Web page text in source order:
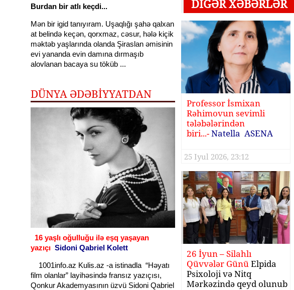
Burdan bir atlı keçdi...
Mən bir igid tanıyıram. Uşaqlığı şahə qalxan
at belində keçən, qorxmaz, cəsur, hələ kiçik
məktəb yaşlarında olanda Şiraslan əmisinin
evi yananda evin damına dırmaşıb
alovlanan bacaya su töküb ...
DÜNYA ƏDƏBİYYATDAN
16 yaşlı oğulluğu ilə eşq yaşayan
yazıçı Sidoni Qabriel Kolett
1001info.az Kulis.az -a istinadla “Həyatı
film olanlar” layihəsində fransız yazıçısı,
Qonkur Akademyasının üzvü Sidoni Qabriel
DIGƏR XƏBƏRLƏR
Professor İsmixan
Rəhimovun sevimli
tələbələrindən
biri...-Natella ASENA
25 Iyul 2026, 23:12
26 İyun – Silahlı
Qüvvələr GünüElpida
Psixoloji və Nitq
Mərkəzində qeyd olunub